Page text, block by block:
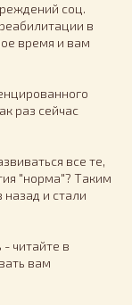
соц.
в
время и вам
раз сейчас
все те,
"норма"? Таким
и стали
- читайте в
вам